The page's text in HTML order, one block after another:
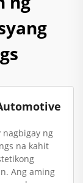
nagbigay ng
na kahit
Ang aming